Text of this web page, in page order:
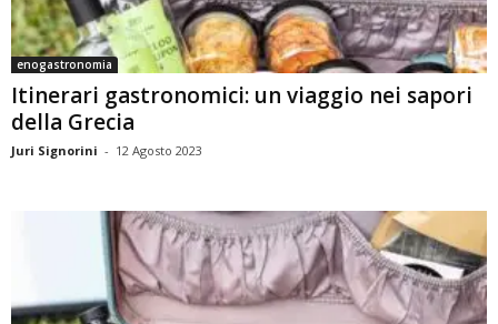
enogastronomia
Itinerari gastronomici: un viaggio nei sapori
della Grecia
Juri Signorini - 12 Agosto 2023